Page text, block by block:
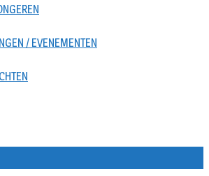
/ EVENEMENTEN